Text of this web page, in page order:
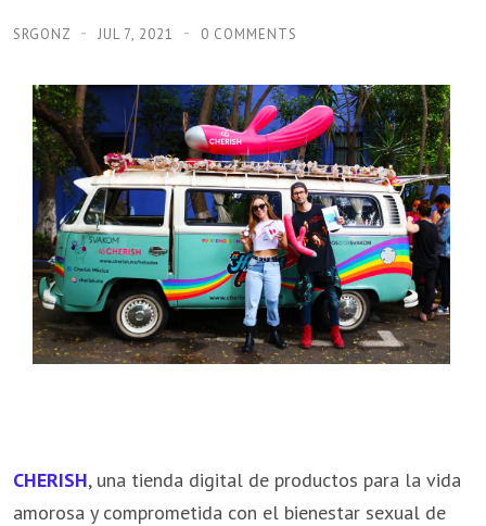
SRGONZ JUL 7, 2021 0 COMMENTS
CHERISH, una tienda digital de productos para la vida
amorosa y comprometida con el bienestar sexual de